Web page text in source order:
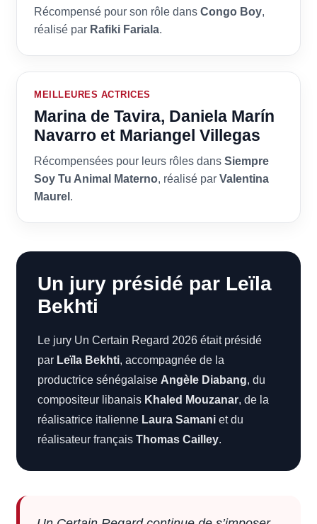
Récompensé pour son rôle dans Congo Boy,
réalisé par Rafiki Fariala.
MEILLEURES ACTRICES
Marina de Tavira, Daniela Marín
Navarro et Mariangel Villegas
Récompensées pour leurs rôles dans Siempre
Soy Tu Animal Materno, réalisé par Valentina
Maurel .
Un jury présidé par Leïla
Bekhti
Le jury Un Certain Regard 2026 était présidé
par Leïla Bekhti, accompagnée de la
productrice sénégalaise Angèle Diabang, du
compositeur libanais Khaled Mouzanar, de la
réalisatrice italienne Laura Samani et du
réalisateur français Thomas Cailley.